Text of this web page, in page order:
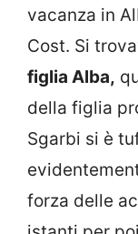
vacanza in
Cost. Si
figlia Alba,
della figlia
Sgarbi si è
forza delle